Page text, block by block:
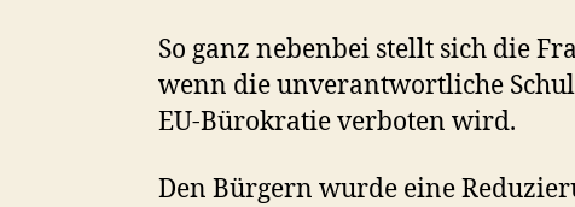
So ganz nebenbei stellt sich die
wenn die unverantwortliche
EU-Bürokratie verboten wird.
Den Bürgern wurde eine